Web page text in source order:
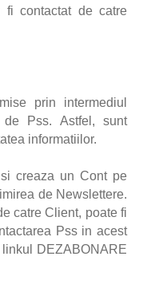
fi contactat de catre
prin intermediul
de Pss. Astfel, sunt
informatiilor.
creaza un Cont pe
de Newslettere.
catre Client, poate fi
Pss in acest
DEZABONARE